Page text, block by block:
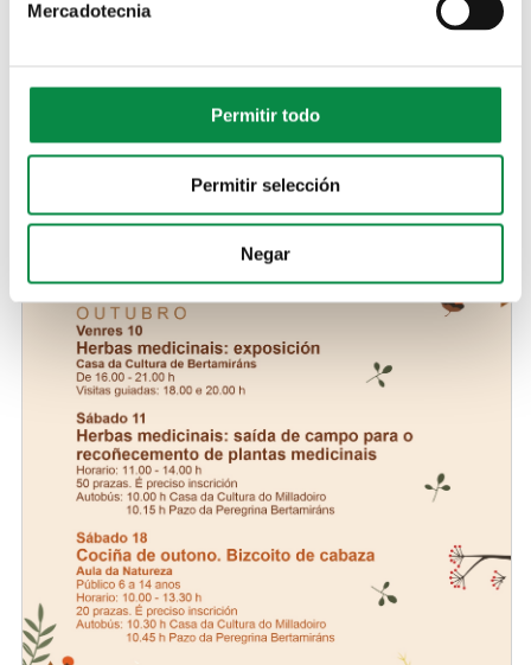
Mercadotecnia
Permitir todo
Permitir selección
Negar
11:00 a 14:00 horas.
servizo gratuíto de autobús, que sairá ás 10.00 horas dende
Casa da Cultura do Milladoiro e ás 10:15 horas dende o Pazo